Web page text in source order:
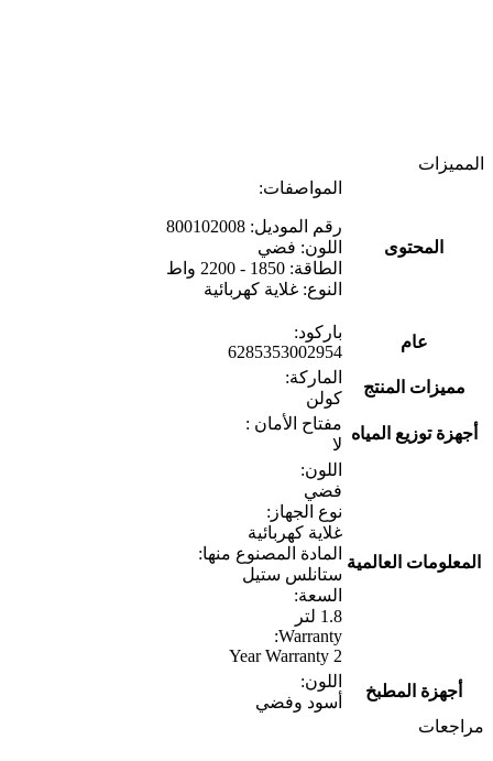
المميزات
المحتوى
المواصفات:
رقم الموديل: 800102008
اللون: فضي
الطاقة: 1850 - 2200 واط
النوع: غلاية كهربائية
عام
باركود:
6285353002954
مميزات المنتج
الماركة:
كولن
أجهزة توزيع المياه
مفتاح الأمان :
لا
المعلومات العالمية
اللون:
فضي
نوع الجهاز:
غلاية كهربائية
المادة المصنوع منها:
ستانلس ستيل
السعة:
1.8 لتر
Warranty:
2 Year Warranty
أجهزة المطبخ
اللون:
أسود وفضي
مراجعات